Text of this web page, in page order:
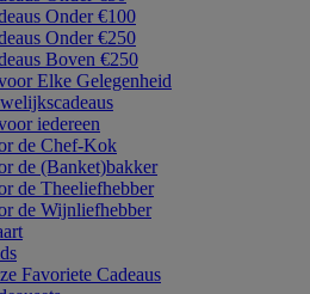
Onder €100
Onder €250
Boven €250
Elke Gelegenheid
iedereen
de Chef-Kok
de (Banket)bakker
de Theeliefhebber
de Wijnliefhebber
Favoriete Cadeaus